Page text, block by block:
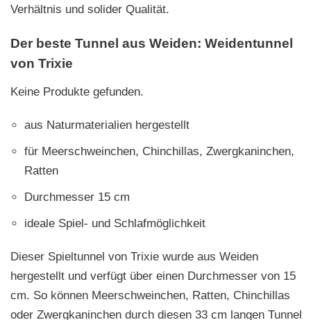
Verhältnis und solider Qualität.
Der beste Tunnel aus Weiden: Weidentunnel
von Trixie
Keine Produkte gefunden.
aus Naturmaterialien hergestellt
für Meerschweinchen, Chinchillas, Zwergkaninchen,
Ratten
Durchmesser 15 cm
ideale Spiel- und Schlafmöglichkeit
Dieser Spieltunnel von Trixie wurde aus Weiden
hergestellt und verfügt über einen Durchmesser von 15
cm. So können Meerschweinchen, Ratten, Chinchillas
oder Zwergkaninchen durch diesen 33 cm langen Tunnel